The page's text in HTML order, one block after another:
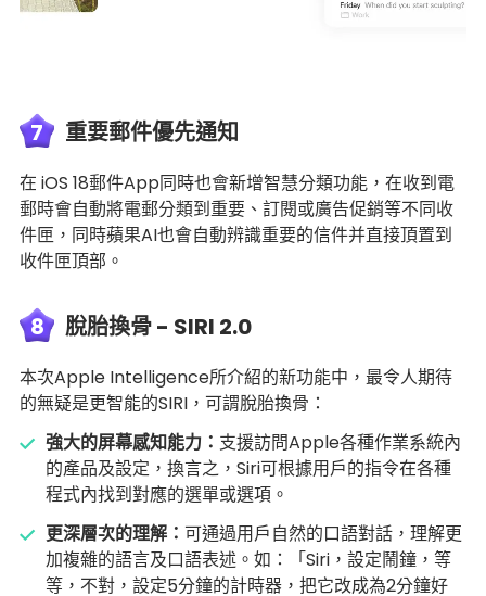
7 重要郵件優先通知
在 iOS 18郵件App同時也會新增智慧分類功能，在收到電
郵時會自動將電郵分類到重要、訂閱或廣告促銷等不同收
件匣，同時蘋果AI也會自動辨識重要的信件并直接頂置到
收件匣頂部。
8 脫胎換骨 - SIRI 2.0
本次Apple Intelligence所介紹的新功能中，最令人期待
的無疑是更智能的SIRI，可謂脫胎換骨：
強大的屏幕感知能力： 支援訪問Apple各種作業系統內
的產品及設定，換言之，Siri可根據用戶的指令在各種
程式內找到對應的選單或選項。
更深層次的理解： 可通過用戶自然的口語對話，理解更
加複雜的語言及口語表述。如：「Siri，設定鬧鐘，等
等，不對，設定5分鐘的計時器，把它改成為2分鐘好